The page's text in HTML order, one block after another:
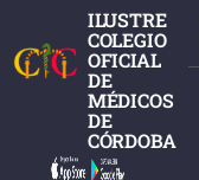
ILUSTRE
COLEGIO
OFICIAL
DE
MÉDICOS
DE
CÓRDOBA